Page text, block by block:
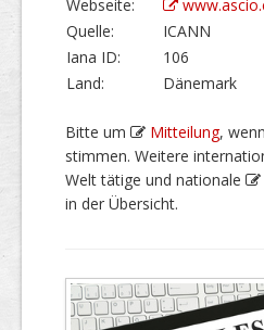
Webseite:
Quelle:
ICANN
Iana ID:
106
Land:
Dänemark
Bitte um Mitteilung,
stimmen. Weitere
Welt tätige und nationale
in der Übersicht.